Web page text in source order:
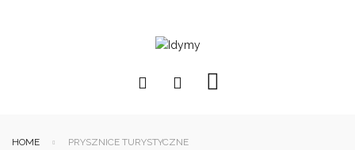
HOME PRYSZNICE TURYSTYCZNE